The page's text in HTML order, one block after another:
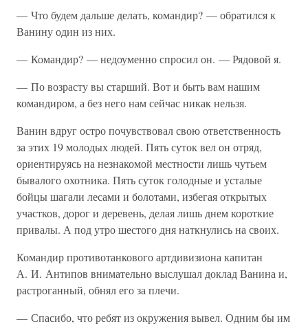
— Что будем дальше делать, командир? — обратился к
Ванину один из них.
— Командир? — недоуменно спросил он. — Рядовой я.
— По возрасту вы старший. Вот и быть вам нашим
командиром, а без него нам сейчас никак нельзя.
Ванин вдруг остро почувствовал свою ответственность
за этих 19 молодых людей. Пять суток вел он отряд,
ориентируясь на незнакомой местности лишь чутьем
бывалого охотника. Пять суток голодные и усталые
бойцы шагали лесами и болотами, избегая открытых
участков, дорог и деревень, делая лишь днем короткие
привалы. А под утро шестого дня наткнулись на своих.
Командир противотанкового артдивизиона капитан
А. И. Антипов внимательно выслушал доклад Ванина и,
растроганный, обнял его за плечи.
— Спасибо, что ребят из окружения вывел. Одним бы им